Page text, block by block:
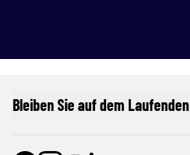
Bleiben Sie auf dem Laufenden